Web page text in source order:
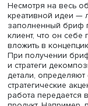
клиентом и
основу готового
упускать из виду
интересных, по
презентация
подразделения
обязательно
всевозможных
самотек,